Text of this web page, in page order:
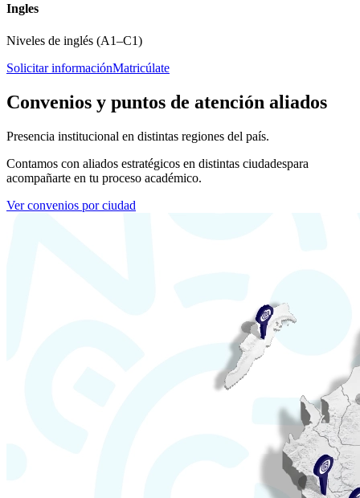
Ingles
Niveles de inglés (A1–C1)
Solicitar informaciónMatricúlate
Convenios y puntos de atención aliados
Presencia institucional en distintas regiones del país.
Contamos con aliados estratégicos en distintas ciudadespara
acompañarte en tu proceso académico.
Ver convenios por ciudad